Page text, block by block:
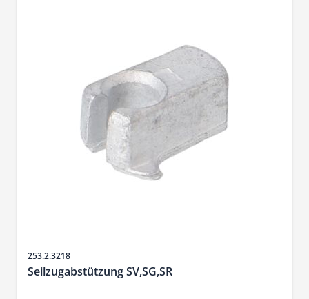
SKU
253.2.3218
Seilzugabstützung SV,SG,SR